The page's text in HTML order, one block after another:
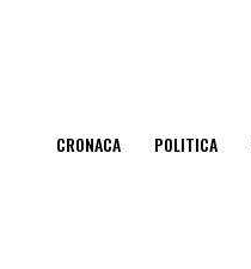
CRONACA POLITICA